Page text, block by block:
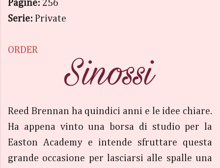
Pagine: 256
Serie: Private
ORDER
Reed Brennan ha quindici anni e le idee chiare.
Ha appena vinto una borsa di studio per la
Easton Academy e intende sfruttare questa
grande occasione per lasciarsi alle spalle una